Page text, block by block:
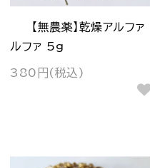
【無農薬】乾燥アルファ
ルファ 5g
380円(税込)